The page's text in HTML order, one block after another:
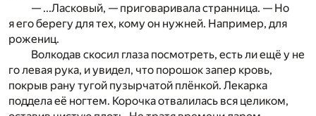
— ...Ласковый, — приговаривала странница. — Но
я его берегу для тех, кому он нужней. Например, для
рожениц.
Волкодав скосил глаза посмотреть, есть ли ещё у не­
го левая рука, и увидел, что порошок запер кровь,
покрыв рану тугой пузырчатой плёнкой. Лекарка
поддела её ног­тем. Корочка отвалилась вся целиком,